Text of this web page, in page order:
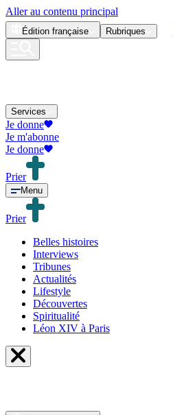
Aller au contenu principal
Édition française Rubriques
Services
Je donne
Je m'abonne
Je donne
Prier
Menu
Prier
Belles histoires
Interviews
Tribunes
Actualités
Lifestyle
Découvertes
Spiritualité
Léon XIV à Paris